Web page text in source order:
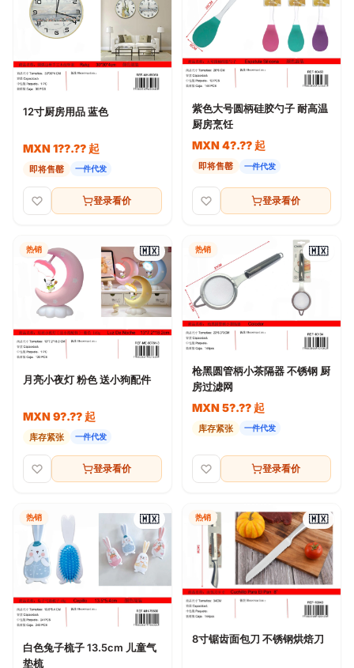
12寸厨房用品 蓝色
MXN 1??.?? 起
即将售罄 一件代发
登录看价
紫色大号圆柄硅胶勺子 耐高温
厨房烹饪
MXN 4?.?? 起
即将售罄 一件代发
登录看价
🇲🇽
热销
月亮小夜灯 粉色 送小狗配件
MXN 9?.?? 起
库存紧张 一件代发
登录看价
🇲🇽
热销
枪黑圆管柄小茶隔器 不锈钢 厨
房过滤网
MXN 5?.?? 起
库存紧张 一件代发
登录看价
🇲🇽
热销
白色兔子梳子 13.5cm 儿童气
垫梳
🇲🇽
热销
8寸锯齿面包刀 不锈钢烘焙刀